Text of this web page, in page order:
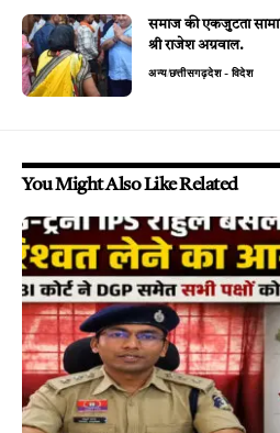
समाज की एकजुटता
श्री राजेश अग्रवाल.
अन्यछत्तीसगढ़देश - विदेश
You Might Also Like Related